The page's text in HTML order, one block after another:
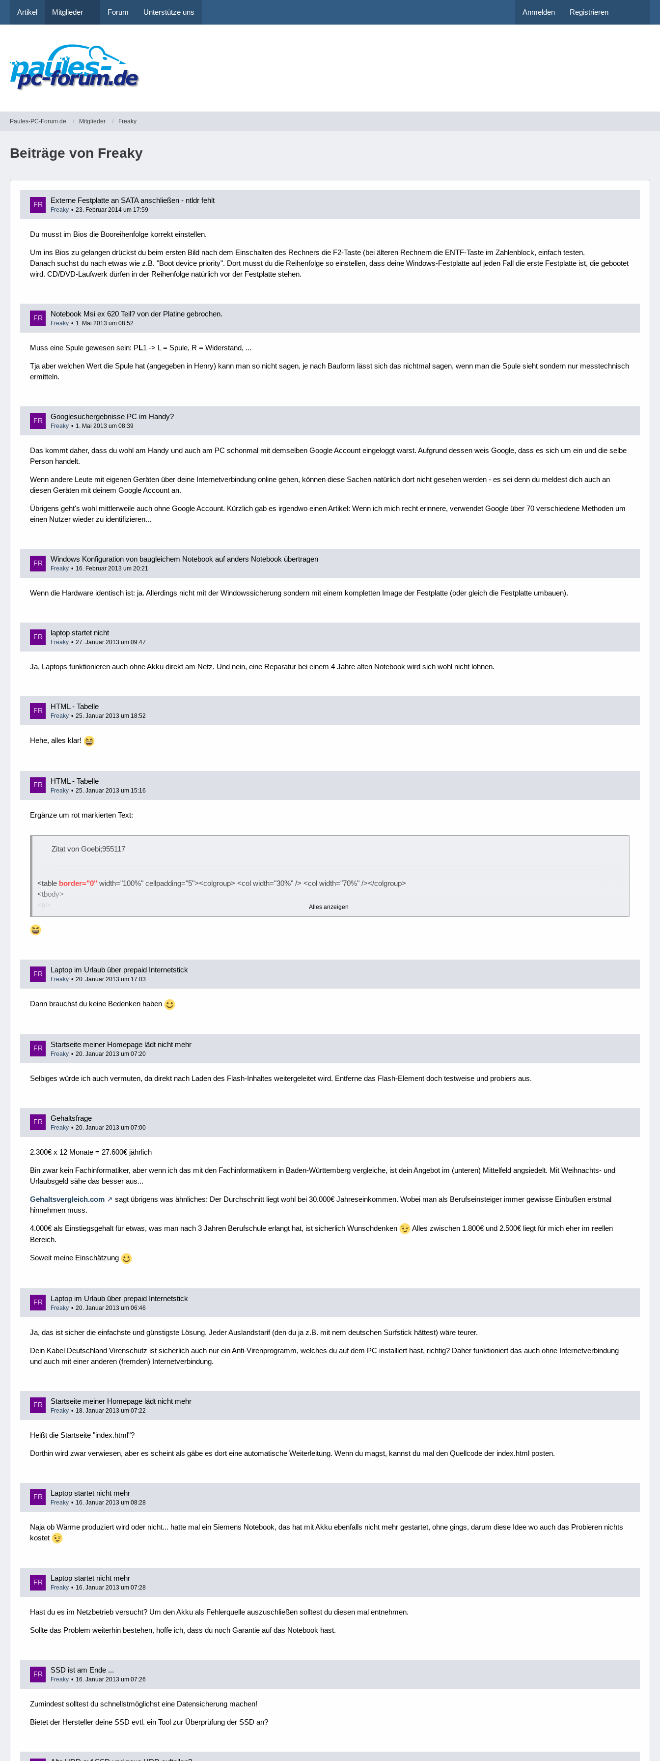
Artikel Mitglieder Forum Unterstütze uns Anmelden Registrieren
Paules-PC-Forum.de Mitglieder Freaky
Beiträge von Freaky
Externe Festplatte an SATA anschließen - ntldr fehlt
Freaky 23. Februar 2014 um 17:59
Du musst im Bios die Booreihenfolge korrekt einstellen.
Um ins Bios zu gelangen drückst du beim ersten Bild nach dem Einschalten des Rechners die F2-Taste (bei älteren Rechnern die ENTF-Taste im Zahlenblock, einfach testen.
Danach suchst du nach etwas wie z.B. "Boot device priority". Dort musst du die Reihenfolge so einstellen, dass deine Windows-Festplatte auf jeden Fall die erste Festplatte ist, die gebootet
wird. CD/DVD-Laufwerk dürfen in der Reihenfolge natürlich vor der Festplatte stehen.
Notebook Msi ex 620 Teil? von der Platine gebrochen.
Freaky 1. Mai 2013 um 08:52
Muss eine Spule gewesen sein: PL1 -> L = Spule, R = Widerstand, ...
Tja aber welchen Wert die Spule hat (angegeben in Henry) kann man so nicht sagen, je nach Bauform lässt sich das nichtmal sagen, wenn man die Spule sieht sondern nur messtechnisch
ermitteln.
Googlesuchergebnisse PC im Handy?
Freaky 1. Mai 2013 um 08:39
Das kommt daher, dass du wohl am Handy und auch am PC schonmal mit demselben Google Account eingeloggt warst. Aufgrund dessen weis Google, dass es sich um ein und die selbe
Person handelt.
Wenn andere Leute mit eigenen Geräten über deine Internetverbindung online gehen, können diese Sachen natürlich dort nicht gesehen werden - es sei denn du meldest dich auch an
diesen Geräten mit deinem Google Account an.
Übrigens geht's wohl mittlerweile auch ohne Google Account. Kürzlich gab es irgendwo einen Artikel: Wenn ich mich recht erinnere, verwendet Google über 70 verschiedene Methoden um
einen Nutzer wieder zu identifizieren...
Windows Konfiguration von baugleichem Notebook auf anders Notebook übertragen
Freaky 16. Februar 2013 um 20:21
Wenn die Hardware identisch ist: ja. Allerdings nicht mit der Windowssicherung sondern mit einem kompletten Image der Festplatte (oder gleich die Festplatte umbauen).
laptop startet nicht
Freaky 27. Januar 2013 um 09:47
Ja, Laptops funktionieren auch ohne Akku direkt am Netz. Und nein, eine Reparatur bei einem 4 Jahre alten Notebook wird sich wohl nicht lohnen.
HTML - Tabelle
Freaky 25. Januar 2013 um 18:52
Hehe, alles klar!
HTML - Tabelle
Freaky 25. Januar 2013 um 15:16
Ergänze um rot markierten Text:
Zitat von Goebi;955117
<table border="0" width="100%" cellpadding="5"><colgroup> <col width="30%" /> <col width="70%" /></colgroup>
<tbody>
<tr>
<td>Text 1</td>
<td>Text 2</td>
</tr>
<td>Text 3</td>
<td>Text 4</td>
</tr>
</tbody>
</table>
Alles anzeigen
Laptop im Urlaub über prepaid Internetstick
Freaky 20. Januar 2013 um 17:03
Dann brauchst du keine Bedenken haben
Startseite meiner Homepage lädt nicht mehr
Freaky 20. Januar 2013 um 07:20
Selbiges würde ich auch vermuten, da direkt nach Laden des Flash-Inhaltes weitergeleitet wird. Entferne das Flash-Element doch testweise und probiers aus.
Gehaltsfrage
Freaky 20. Januar 2013 um 07:00
2.300€ x 12 Monate = 27.600€ jährlich
Bin zwar kein Fachinformatiker, aber wenn ich das mit den Fachinformatikern in Baden-Württemberg vergleiche, ist dein Angebot im (unteren) Mittelfeld angsiedelt. Mit Weihnachts- und
Urlaubsgeld sähe das besser aus...
Gehaltsvergleich.com
sagt übrigens was ähnliches: Der Durchschnitt liegt wohl bei 30.000€ Jahreseinkommen. Wobei man als Berufseinsteiger immer gewisse Einbußen erstmal
hinnehmen muss.
4.000€ als Einstiegsgehalt für etwas, was man nach 3 Jahren Berufschule erlangt hat, ist sicherlich Wunschdenken
Alles zwischen 1.800€ und 2.500€ liegt für mich eher im reellen
Bereich.
Soweit meine Einschätzung
Laptop im Urlaub über prepaid Internetstick
Freaky 20. Januar 2013 um 06:46
Ja, das ist sicher die einfachste und günstigste Lösung. Jeder Auslandstarif (den du ja z.B. mit nem deutschen Surfstick hättest) wäre teurer.
Dein Kabel Deutschland Virenschutz ist sicherlich auch nur ein Anti-Virenprogramm, welches du auf dem PC installiert hast, richtig? Daher funktioniert das auch ohne Internetverbindung
und auch mit einer anderen (fremden) Internetverbindung.
Startseite meiner Homepage lädt nicht mehr
Freaky 18. Januar 2013 um 07:22
Heißt die Startseite "index.html"?
Dorthin wird zwar verwiesen, aber es scheint als gäbe es dort eine automatische Weiterleitung. Wenn du magst, kannst du mal den Quellcode der index.html posten.
Laptop startet nicht mehr
Freaky 16. Januar 2013 um 08:28
Naja ob Wärme produziert wird oder nicht... hatte mal ein Siemens Notebook, das hat mit Akku ebenfalls nicht mehr gestartet, ohne gings, darum diese Idee wo auch das Probieren nichts
kostet
Laptop startet nicht mehr
Freaky 16. Januar 2013 um 07:28
Hast du es im Netzbetrieb versucht? Um den Akku als Fehlerquelle auszuschließen solltest du diesen mal entnehmen.
Sollte das Problem weiterhin bestehen, hoffe ich, dass du noch Garantie auf das Notebook hast.
SSD ist am Ende ...
Freaky 16. Januar 2013 um 07:26
Zumindest solltest du schnellstmöglichst eine Datensicherung machen!
Bietet der Hersteller deine SSD evtl. ein Tool zur Überprüfung der SSD an?